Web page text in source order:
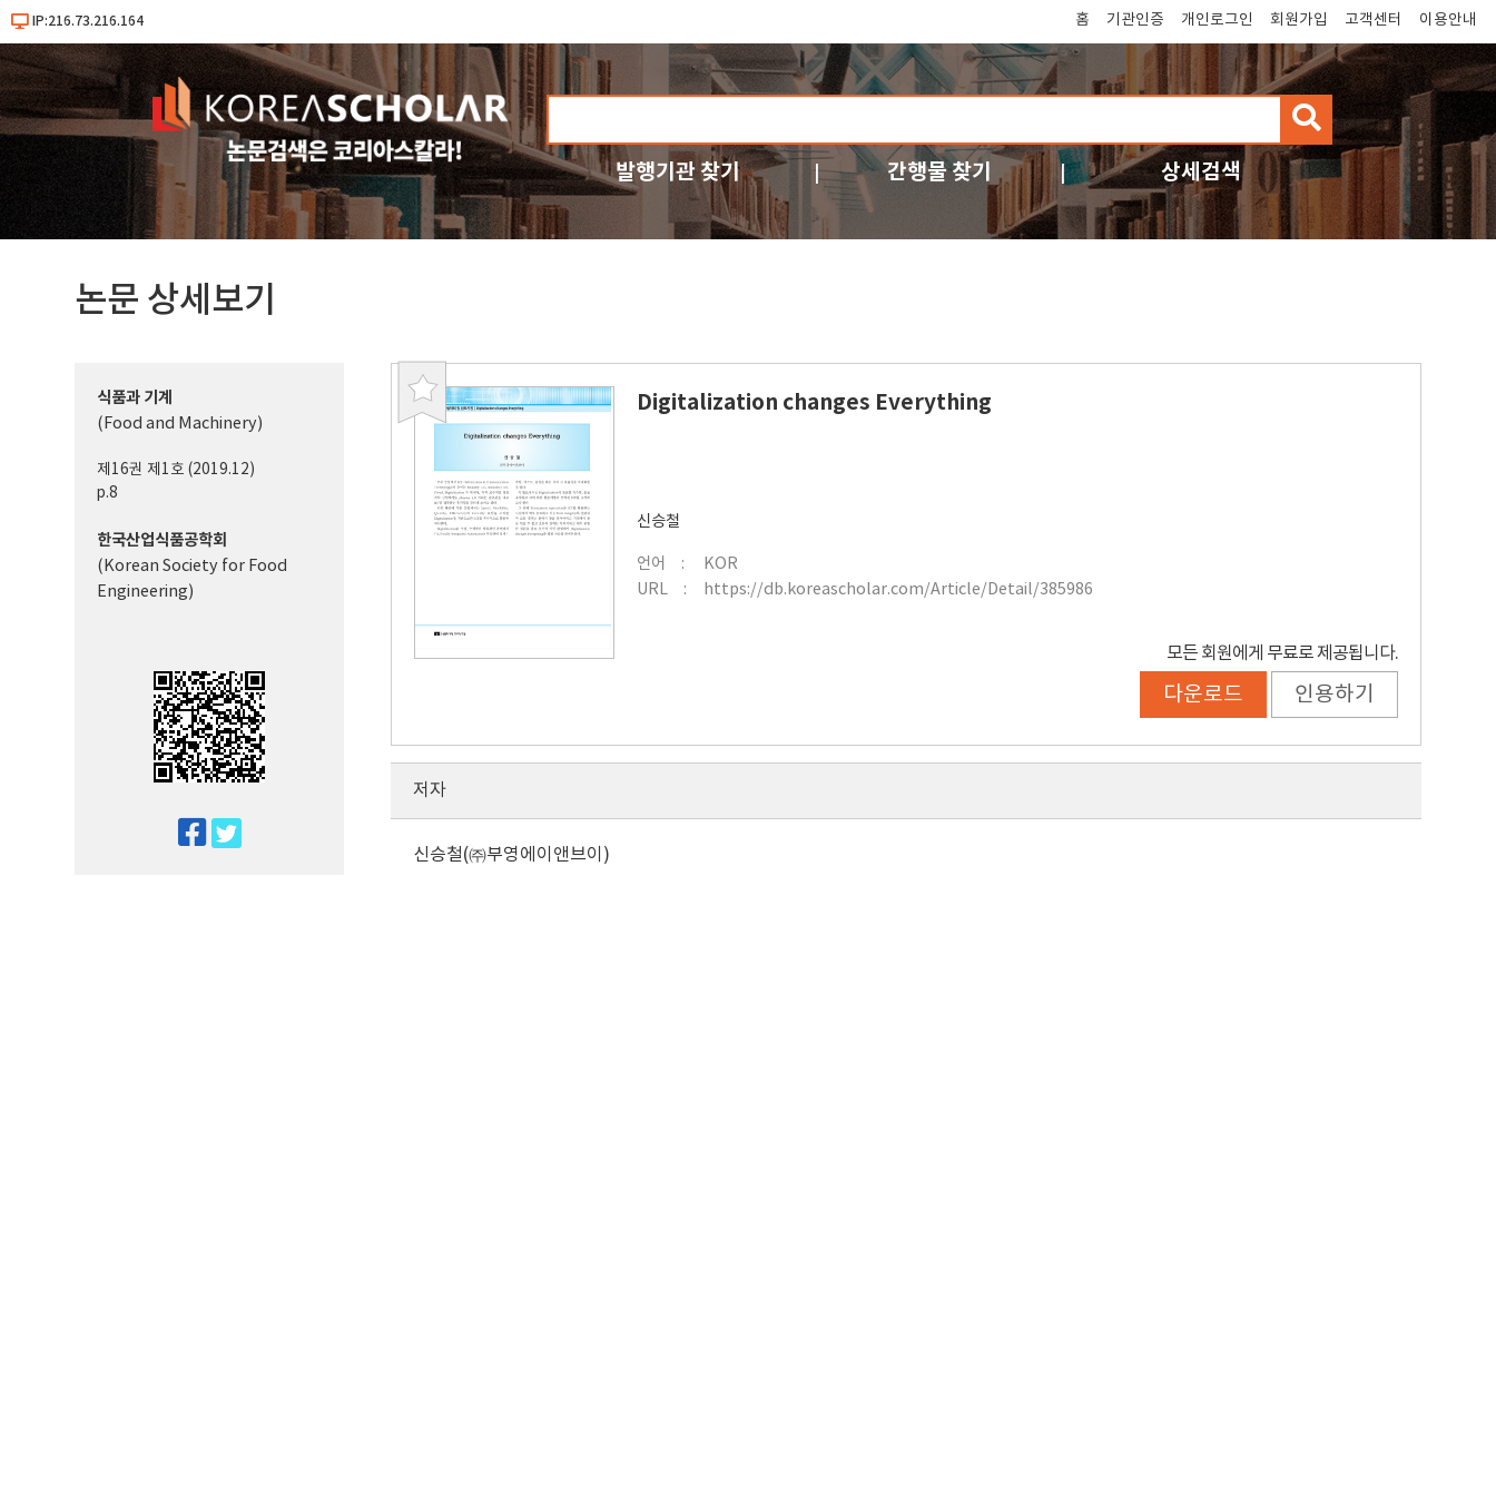
IP:216.73.216.164 홈 기관인증 개인로그인 회원가입 고객센터 이용안내
검
색
발행기관 찾기 간행물 찾기 상세검색
논문 상세보기
북
마
Digitalization changes Everything
신승철
언어
KOR
URL
https://db.koreascholar.com/Article/Detail/385986
모든 회원에게 무료로 제공됩니다.
다운로드 인용하기
식품과 기계
(Food and Machinery)
제16권 제1호 (2019.12)
p.8
한국산업식품공학회
(Korean Society for Food
Engineering)
저자
신승철(㈜부영에이앤브이)